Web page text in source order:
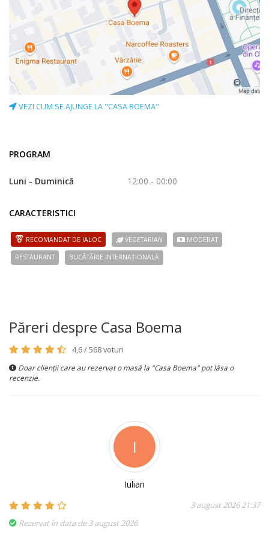
VEZI CUM SE AJUNGE LA "CASA BOEMA"
PROGRAM
Luni - Duminică 12:00 - 00:00
CARACTERISTICI
RECOMANDAT DE IALOC VEGETARIAN MODERAT
RESTAURANT BUCÃTÃRIE INTERNAȚIONALĂ
Păreri despre Casa Boema
4,6 / 568 voturi
Doar clienții care au rezervat o masă la "Casa Boema" pot lăsa o
recenzie.
I
Iulian
3 august 2026 21:37
Rezervat în data de 3 august 2026